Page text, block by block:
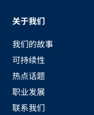
关于我们
我们的故事
可持续性
热点话题
职业发展
联系我们